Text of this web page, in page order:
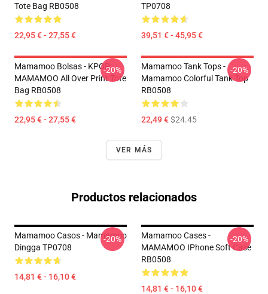
Tote Bag RB0508
22,95 € - 27,55 €
TP0708
39,51 € - 45,95 €
Mamamoo Bolsas - KPOP
MAMAMOO All Over Print Tote
Bag RB0508
22,95 € - 27,55 €
-20%
Mamamoo Tank Tops -
Mamamoo Colorful Tank Top
RB0508
22,49 €$24.45
-20%
VER MÁS
Productos relacionados
Mamamoo Casos - Mamamoo
Dingga TP0708
14,81 € - 16,10 €
-20%
Mamamoo Cases -
MAMAMOO IPhone Soft Case
RB0508
14,81 € - 16,10 €
-20%